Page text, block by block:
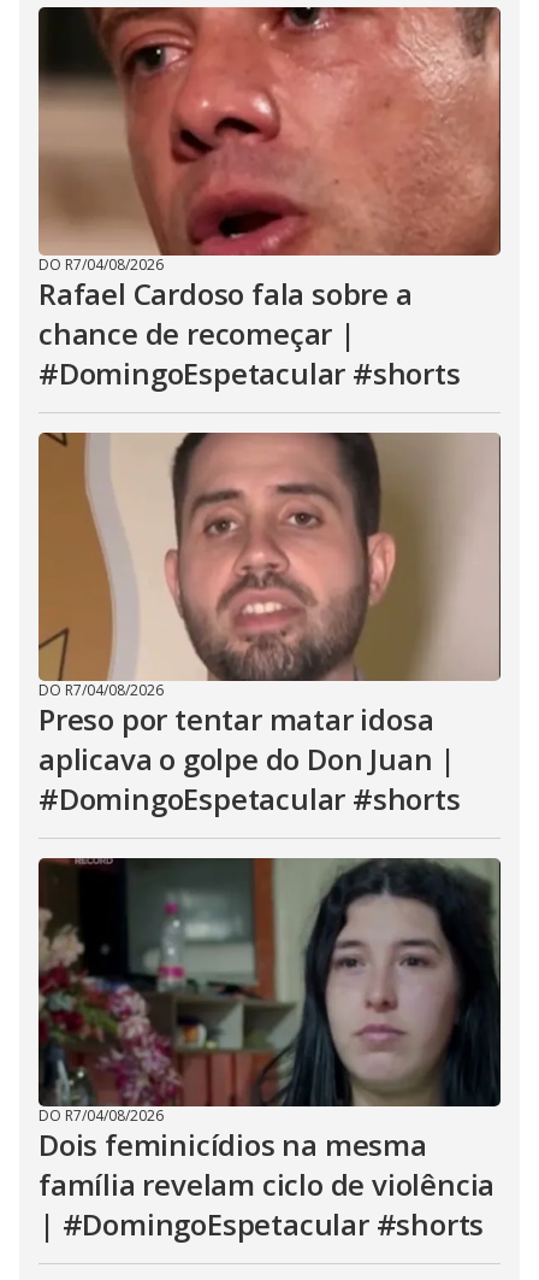
DO R7/04/08/2026
Rafael Cardoso fala sobre a
chance de recomeçar |
#DomingoEspetacular #shorts
DO R7/04/08/2026
Preso por tentar matar idosa
aplicava o golpe do Don Juan |
#DomingoEspetacular #shorts
DO R7/04/08/2026
Dois feminicídios na mesma
família revelam ciclo de violência
| #DomingoEspetacular #shorts